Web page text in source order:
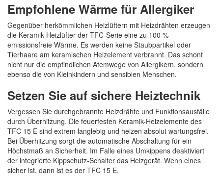
Empfohlene Wärme für Allergiker
Gegenüber herkömmlichen Heizlüftern mit Heizdrähten erzeugen
die Keramik-Heizlüfter der TFC-Serie eine zu 100 %
emissionsfreie Wärme. Es werden keine Staubpartikel oder
Tierhaare am keramischen Heizelement verbrannt. Das schont
nicht nur die empfindlichen Atemwege von Allergikern, sondern
ebenso die von Kleinkindern und sensiblen Menschen.
Setzen Sie auf sichere Heiztechnik
Vergessen Sie durchgebrannte Heizdrähte und Funktionsausfälle
durch Überhitzung. Die feuerfesten Keramik-Heizelemente des
TFC 15 E sind extrem langlebig und heizen absolut wartungsfrei.
Bei Überhitzung sorgt die automatische Abschaltung für ein
Höchstmaß an Sicherheit. Im Falle eines Umkippens deaktiviert
der integrierte Kippschutz-Schalter das Heizgerät. Wenn eines
sicher ist, dann ist es der TFC 15 E.